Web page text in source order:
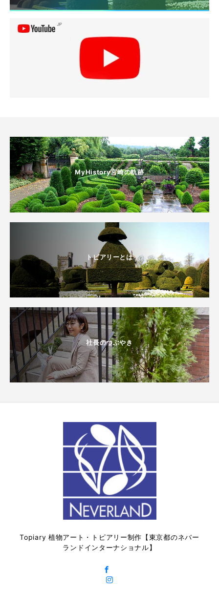
MyHistory宮崎の軌跡
トピアリーとは
社長のつぶやき
Topiary 植物アート・トピアリー制作【東京都のネバー
ランドインターナショナル】